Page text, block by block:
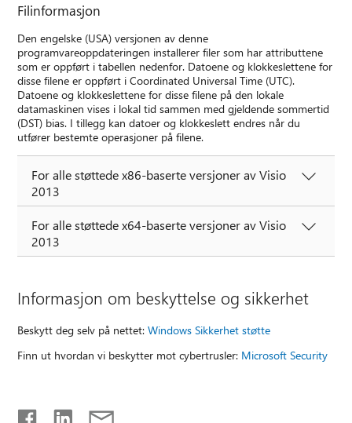
Filinformasjon
Den engelske (USA) versjonen av denne
programvareoppdateringen installerer filer som har attributtene
som er oppført i tabellen nedenfor. Datoene og klokkeslettene for
disse filene er oppført i Coordinated Universal Time (UTC).
Datoene og klokkeslettene for disse filene på den lokale
datamaskinen vises i lokal tid sammen med gjeldende sommertid
(DST) bias. I tillegg kan datoer og klokkeslett endres når du
utfører bestemte operasjoner på filene.
For alle støttede x86-baserte versjoner av Visio
2013
For alle støttede x64-baserte versjoner av Visio
2013
Informasjon om beskyttelse og sikkerhet
Beskytt deg selv på nettet:Windows Sikkerhet støtte
Finn ut hvordan vi beskytter mot cybertrusler: Microsoft Security